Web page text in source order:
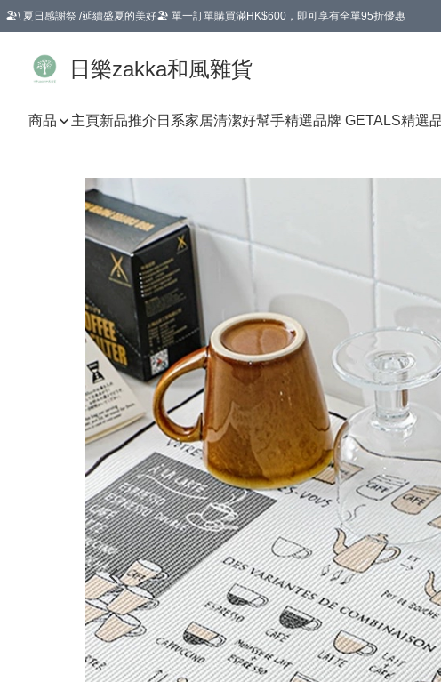
🏖️\ 夏日感謝祭 /延續盛夏的美好🏖️ 單一訂單購買滿HK$600，即可享有全單95折優惠
日樂zakka和風雜貨
商品 主頁新品推介 日系家居清潔好幫手精選品牌 GETALS精選